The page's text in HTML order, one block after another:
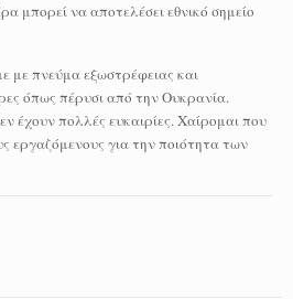
να αποτελέσει εθνικό σημείο
με πνεύμα εξωστρέφειας και
όπως πέρυσι από την Ουκρανία.
έχουν πολλές ευκαιρίες. Χαίρομαι που
εργαζόμενους για την ποιότητα των